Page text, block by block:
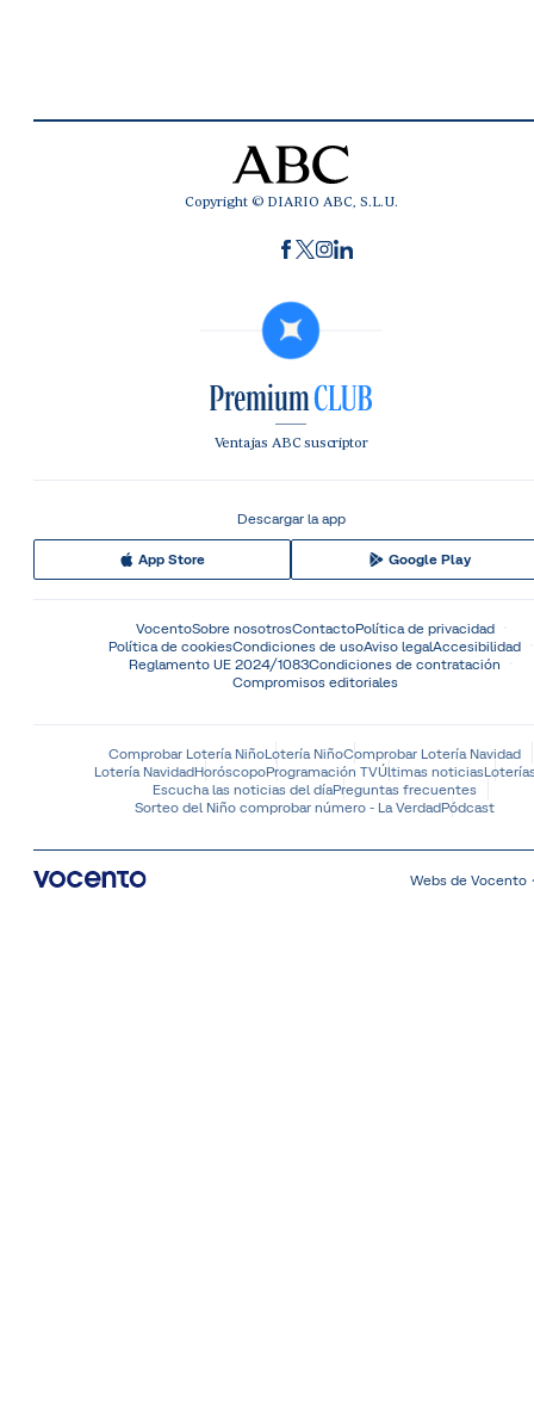
Copyright © DIARIO ABC, S.L.U.
Ventajas ABC suscriptor
Descargar la app
App Store Google Play
VocentoSobre nosotrosContactoPolítica de privacidad
Política de cookiesCondiciones de usoAviso legalAccesibilidad
Reglamento UE 2024/1083Condiciones de contratación
Compromisos editoriales
Comprobar Lotería NiñoLotería NiñoComprobar Lotería Navidad
Lotería NavidadHoróscopoProgramación TVÚltimas noticias
Escucha las noticias del díaPreguntas frecuentes
Sorteo del Niño comprobar número - La VerdadPódcast
Webs de Vocento